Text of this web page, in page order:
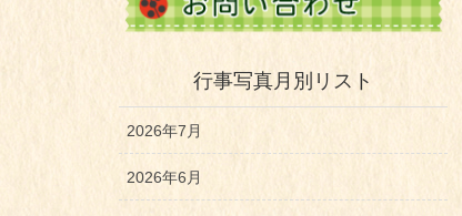
行事写真月別リスト
2026年7月
2026年6月